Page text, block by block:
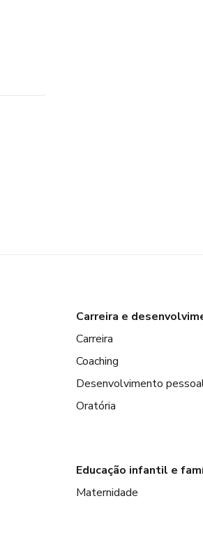
Carreira e
Carreira
Coaching
Desenvolvimento
Oratória
Educação infantil e
Maternidade